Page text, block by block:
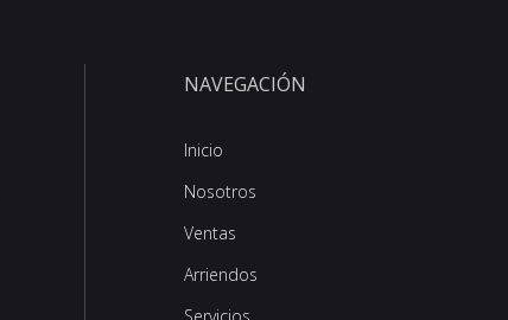
NAVEGACIÓN
Inicio
Nosotros
Ventas
Arriendos